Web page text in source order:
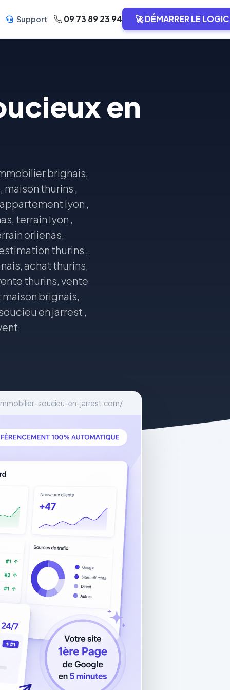
Support 09 73 89 23 94 🚀 DÉMARRER LE
en
brignais,
thurins ,
lyon ,
terrain lyon ,
orlienas,
thurins ,
achat thurins,
thurins, vente
brignais,
en jarrest ,
soucieu-en-jarrest.com/